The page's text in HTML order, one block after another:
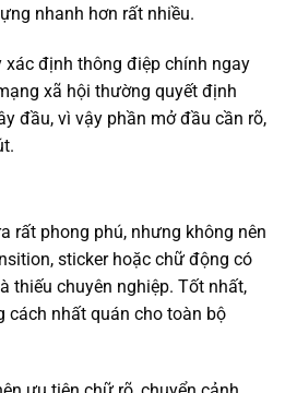
nhanh hơn rất nhiều.
xác định thông điệp chính ngay
xã hội thường quyết định
đầu, vì vậy phần mở đầu cần rõ,
rất phong phú, nhưng không nên
sticker hoặc chữ động có
thiếu chuyên nghiệp. Tốt nhất,
cách nhất quán cho toàn bộ